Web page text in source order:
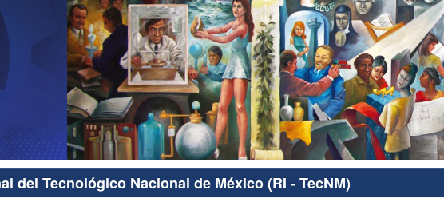
del Tecnológico Nacional de México (RI - TecNM)